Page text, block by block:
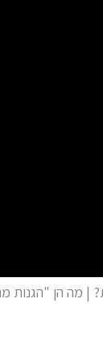
| מה הן "הגנות